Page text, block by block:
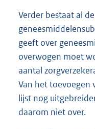
Verder bestaat al
geeft over
overwogen moet
aantal
Van het toevoegen
lijst nog
daarom niet over.